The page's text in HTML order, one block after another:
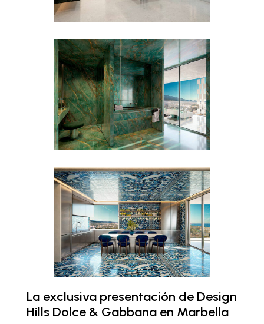
La exclusiva presentación de Design
Hills Dolce & Gabbana en Marbella